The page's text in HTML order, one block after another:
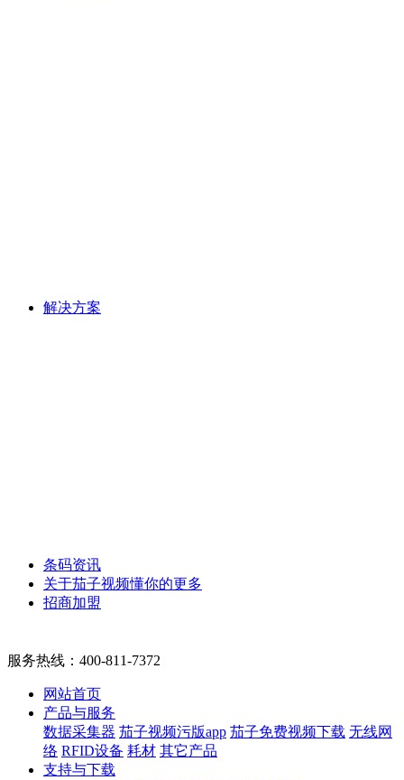
解决方案
条码资讯
关于茄子视频懂你的更多
招商加盟
服务热线： 400-811-7372
网站首页
产品与服务
数据采集器 茄子视频污版app 茄子免费视频下载 无线网
络 RFID设备 耗材 其它产品
支持与下载